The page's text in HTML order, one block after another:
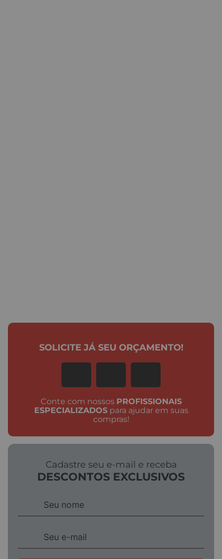
Conte com nossos PROFISSIONAIS
ESPECIALIZADOSpara ajudar em suas
compras!
SOLICITE JÁ SEU ORÇAMENTO!
Cadastre seu e-mail e receba
DESCONTOS EXCLUSIVOS